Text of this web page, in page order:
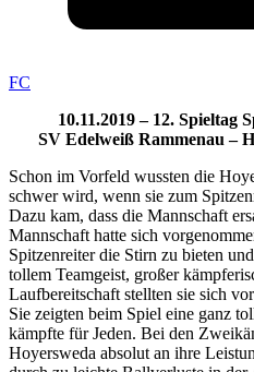
FC
10.11.2019 – 12. Spieltag
SV Edelweiß Rammenau –
Schon im Vorfeld wussten die
schwer wird, wenn sie zum
Dazu kam, dass die Mannschaft
Mannschaft hatte sich
Spitzenreiter die Stirn zu bieten
tollem Teamgeist, großer
Laufbereitschaft stellten sie sich
Sie zeigten beim Spiel eine ganz
kämpfte für Jeden. Bei den
Hoyersweda absolut an ihre